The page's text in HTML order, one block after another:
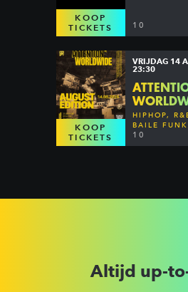
KOOP
TICKETS
10
KOOP
TICKETS
VRIJDAG 14
23:30
HIPHOP,
BAILE
DANCEHALL
10
Altijd up-